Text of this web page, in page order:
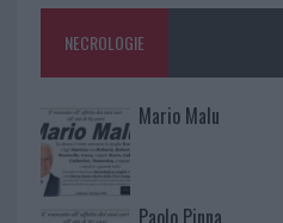
NECROLOGIE
Mario Malu
Paolo Pinna